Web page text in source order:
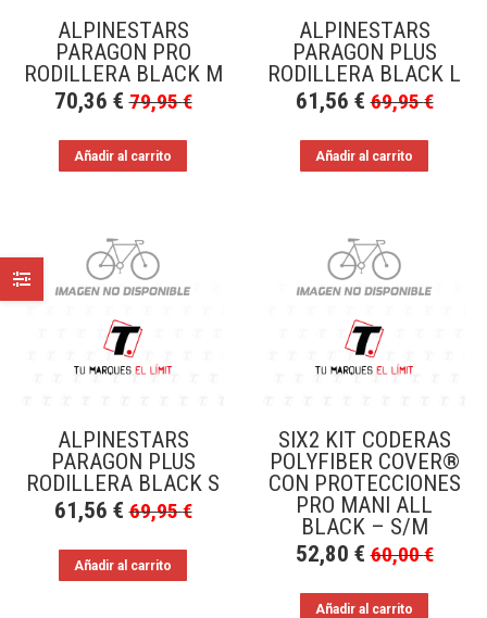
ALPINESTARS
PARAGON PRO
RODILLERA BLACK M
70,36 € 79,95€
Añadir al carrito
ALPINESTARS
PARAGON PLUS
RODILLERA BLACK L
61,56 € 69,95€
Añadir al carrito
ALPINESTARS
PARAGON PLUS
RODILLERA BLACK S
61,56 € 69,95€
Añadir al carrito
SIX2 KIT CODERAS
POLYFIBER COVER®
CON PROTECCIONES
PRO MANI ALL
BLACK – S/M
52,80 € 60,00€
Añadir al carrito